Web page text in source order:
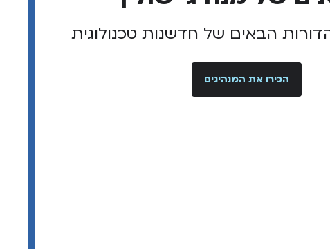
הבאים של חדשנות טכנולוגית
הכירו את המנהיגים